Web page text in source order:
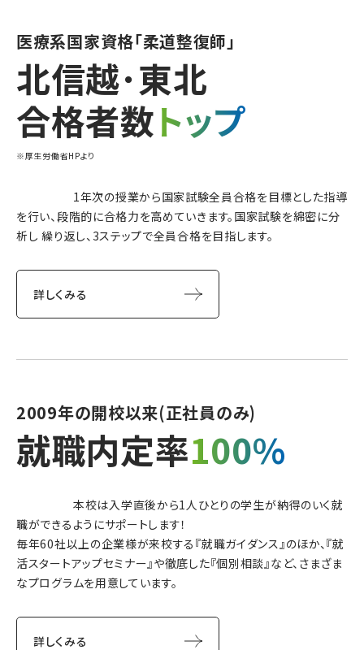
医療系国家資格｢柔道整復師｣
北信越･東北
合格者数トップ
※厚生労働省HPより
1年次の授業から国家試験全員合格を目標とした指導
を行い、段階的に合格力を高めていきます。国家試験を綿密に分
析し 繰り返し、3ステップで全員合格を目指します。
詳しくみる
2009年の開校以来(正社員のみ)
就職内定率100%
本校は入学直後から1人ひとりの学生が納得のいく就
職ができるようにサポートします！
毎年60社以上の企業様が来校する『就職ガイダンス』のほか、『就
活スタートアップセミナー』や徹底した『個別相談』など、さまざま
なプログラムを用意しています。
詳しくみる